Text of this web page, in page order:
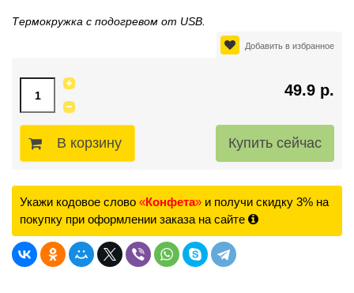
Термокружка с подогревом от USB.
Добавить в избранное
49.9 р.
В корзину
Укажи кодовое слово «Конфета» и получи скидку 3% на
покупку при оформлении заказа на сайте